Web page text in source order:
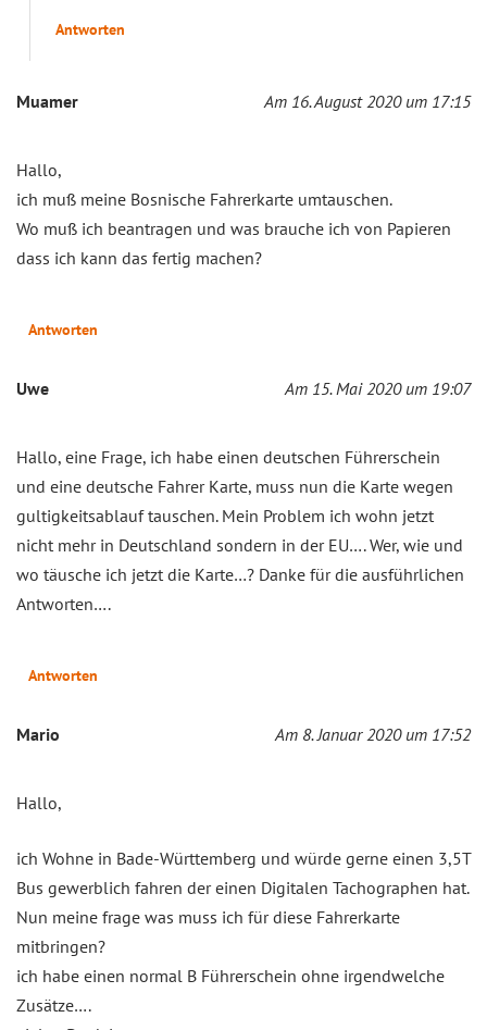
Antworten
Muamer Am 16. August 2020 um 17:15
Hallo,
ich muß meine Bosnische Fahrerkarte umtauschen.
Wo muß ich beantragen und was brauche ich von Papieren
dass ich kann das fertig machen?
Antworten
Uwe Am 15. Mai 2020 um 19:07
Hallo, eine Frage, ich habe einen deutschen Führerschein
und eine deutsche Fahrer Karte, muss nun die Karte wegen
gultigkeitsablauf tauschen. Mein Problem ich wohn jetzt
nicht mehr in Deutschland sondern in der EU…. Wer, wie und
wo täusche ich jetzt die Karte…? Danke für die ausführlichen
Antworten….
Antworten
Mario Am 8. Januar 2020 um 17:52
Hallo,
ich Wohne in Bade-Württemberg und würde gerne einen 3,5T
Bus gewerblich fahren der einen Digitalen Tachographen hat.
Nun meine frage was muss ich für diese Fahrerkarte
mitbringen?
ich habe einen normal B Führerschein ohne irgendwelche
Zusätze….